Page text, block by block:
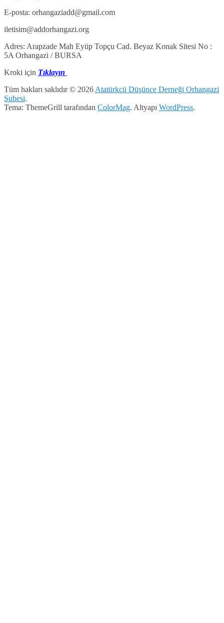
E-posta: orhangaziadd@gmail.com
iletisim@addorhangazi.org
Adres: Arapzade Mah Eyüp Topçu Cad. Beyaz Konak Sitesi No :
5A Orhangazi / BURSA
Kroki için Tıklayın
Tüm hakları saklıdır © 2026 Atatürkçü Düşünce Derneği Orhangazi
Şubesi.
Tema: ThemeGrill tarafından ColorMag. Altyapı WordPress.